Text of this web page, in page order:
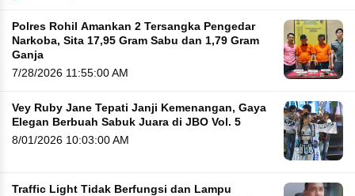
Polres Rohil Amankan 2 Tersangka Pengedar
Narkoba, Sita 17,95 Gram Sabu dan 1,79 Gram
Ganja
7/28/2026 11:55:00 AM
Vey Ruby Jane Tepati Janji Kemenangan, Gaya
Elegan Berbuah Sabuk Juara di JBO Vol. 5
8/01/2026 10:03:00 AM
Traffic Light Tidak Berfungsi dan Lampu